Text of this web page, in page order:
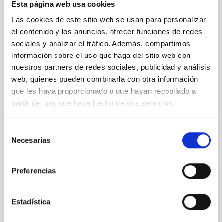
Esta página web usa cookies
Las cookies de este sitio web se usan para personalizar
el contenido y los anuncios, ofrecer funciones de redes
sociales y analizar el tráfico. Además, compartimos
información sobre el uso que haga del sitio web con
nuestros partners de redes sociales, publicidad y análisis
web, quienes pueden combinarla con otra información
que les haya proporcionado o que hayan recopilado a
partir del uso que haya hecho de sus servicios.
Necesarias
Preferencias
Estadística
was significantly altered by a close Saturn encounter
in 1992. Gemini-N Gemini Multi-Object Spectrograph
optical images likely captured the first views of
450P's inactive nucleus, indicating a relatively
Schambeau, Charles A. et al.
Fecha de publicación:
2026
BIBCODE 2026PSJ.....7..137S
CON ÁRBITRO
MicrOmega: Insights into Aqueous